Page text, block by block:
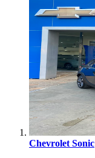
Chevrolet Sonic